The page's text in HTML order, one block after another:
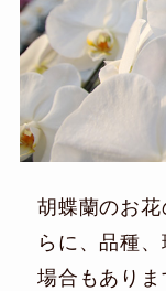
胡蝶蘭のお
らに、品種
場合もありま